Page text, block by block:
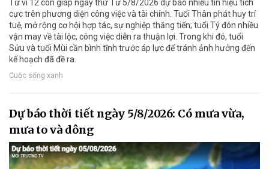
Tử vi 12 con giáp ngày thứ Tư 5/8/2026 dự báo nhiều tín hiệu tích
cực trên phương diện công việc và tài chính. Tuổi Thân phát huy trí
tuệ, mở rộng cơ hội hợp tác, sự nghiệp thăng tiến; tuổi Tý đón nhiều
vận may về tài lộc, công việc diễn ra thuận lợi. Trong khi đó, tuổi
Sửu và tuổi Mùi cần bình tĩnh trước áp lực để tránh ảnh hưởng đến
kế hoạch đã đề ra.
Cuộc sống xanh
Dự báo thời tiết ngày 5/8/2026: Có mưa vừa,
mưa to và dông